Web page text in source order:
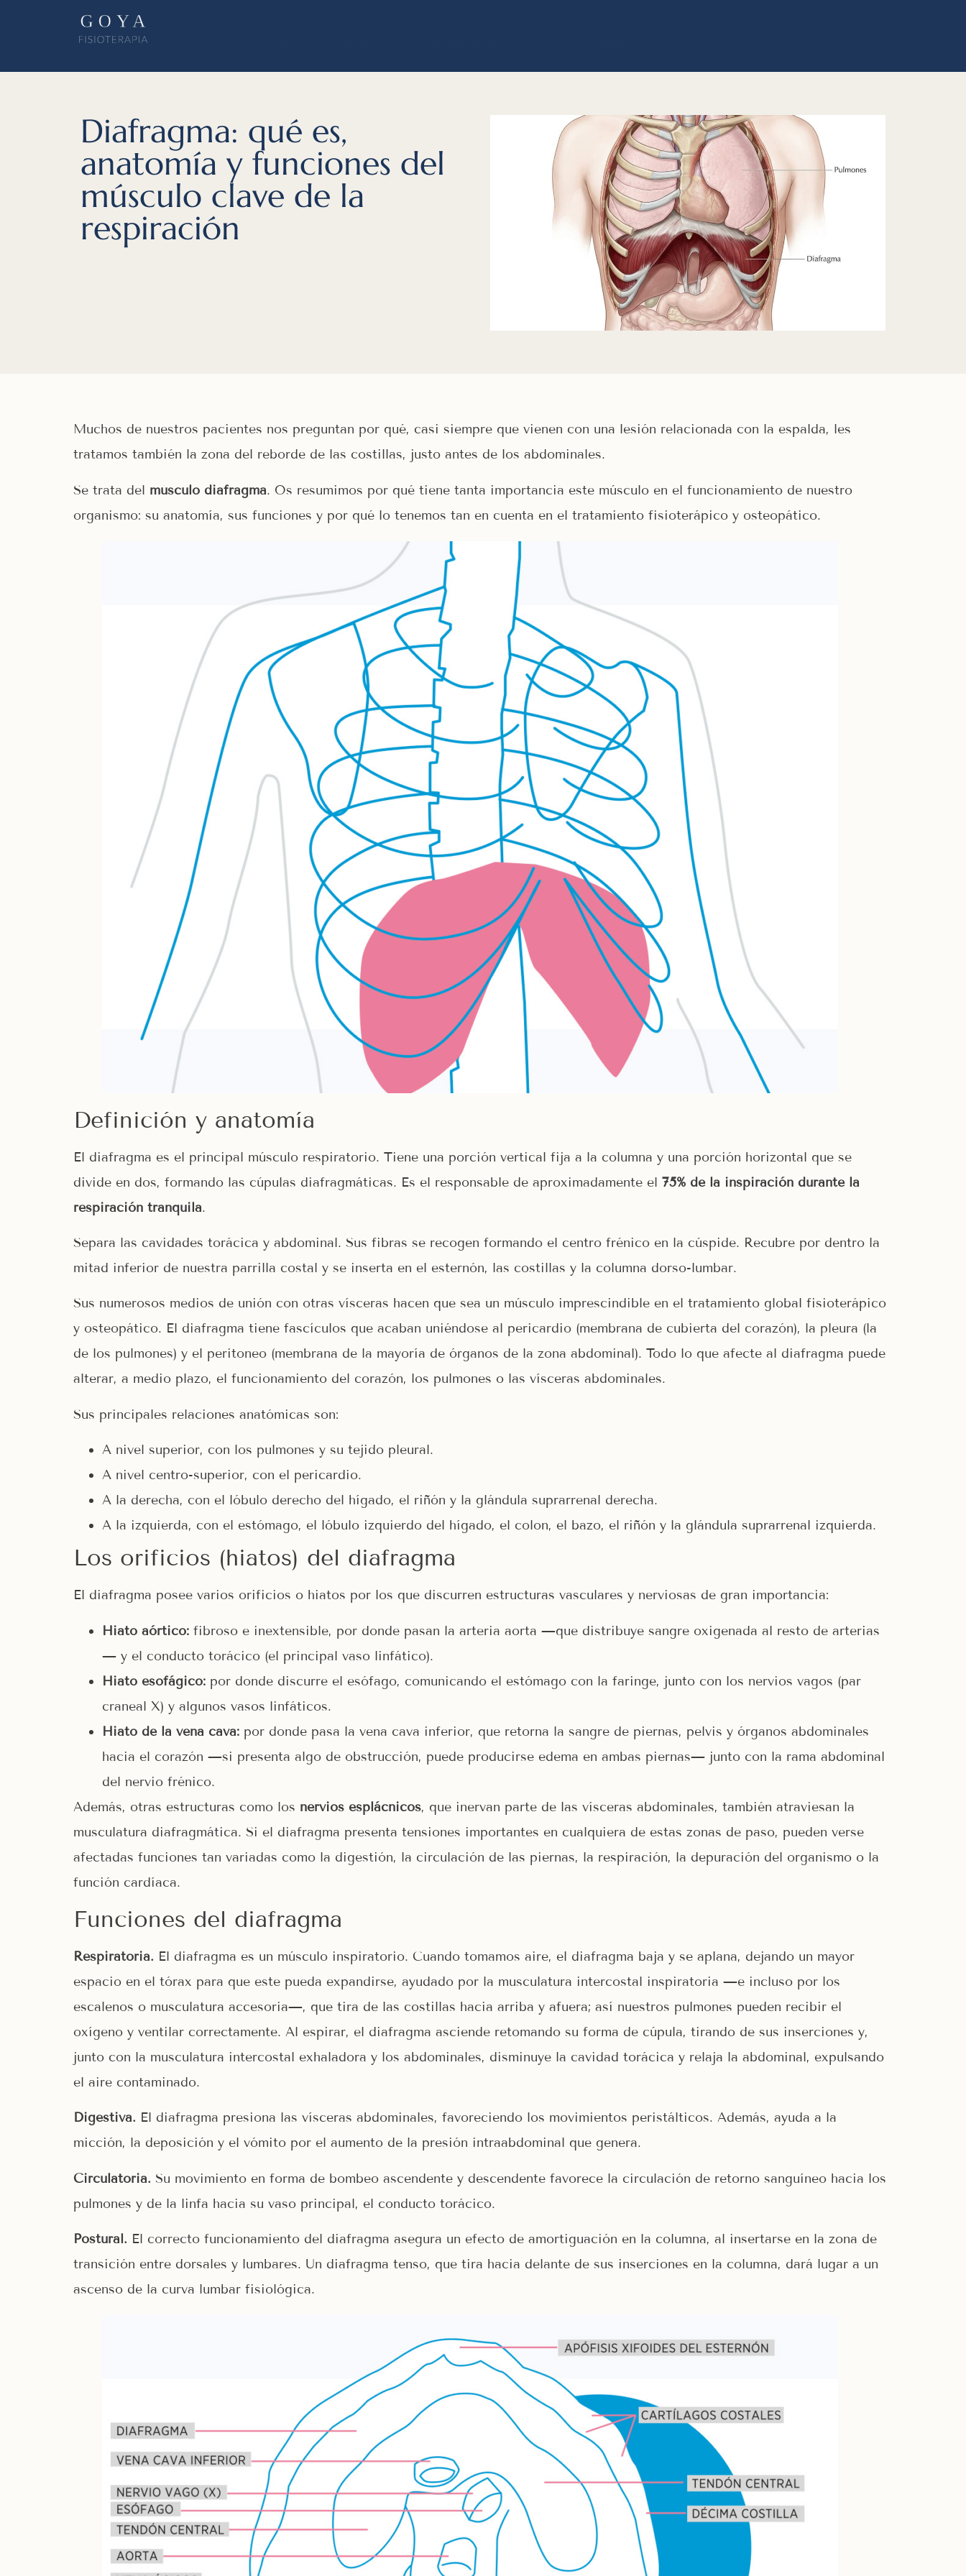
Diafragma: qué es,
anatomía y funciones del
músculo clave de la
respiración
Muchos de nuestros pacientes nos preguntan por qué, casi siempre que vienen con una lesión relacionada con la espalda, les
tratamos también la zona del reborde de las costillas, justo antes de los abdominales.
Se trata del músculo diafragma. Os resumimos por qué tiene tanta importancia este músculo en el funcionamiento de nuestro
organismo: su anatomía, sus funciones y por qué lo tenemos tan en cuenta en el tratamiento fisioterápico y osteopático.
Definición y anatomía
El diafragma es el principal músculo respiratorio. Tiene una porción vertical fija a la columna y una porción horizontal que se
divide en dos, formando las cúpulas diafragmáticas. Es el responsable de aproximadamente el 75% de la inspiración durante la
respiración tranquila.
Separa las cavidades torácica y abdominal. Sus fibras se recogen formando el centro frénico en la cúspide. Recubre por dentro la
mitad inferior de nuestra parrilla costal y se inserta en el esternón, las costillas y la columna dorso-lumbar.
Sus numerosos medios de unión con otras vísceras hacen que sea un músculo imprescindible en el tratamiento global fisioterápico
y osteopático. El diafragma tiene fascículos que acaban uniéndose al pericardio (membrana de cubierta del corazón), la pleura (la
de los pulmones) y el peritoneo (membrana de la mayoría de órganos de la zona abdominal). Todo lo que afecte al diafragma puede
alterar, a medio plazo, el funcionamiento del corazón, los pulmones o las vísceras abdominales.
Sus principales relaciones anatómicas son:
A nivel superior, con los pulmones y su tejido pleural.
A nivel centro-superior, con el pericardio.
A la derecha, con el lóbulo derecho del hígado, el riñón y la glándula suprarrenal derecha.
A la izquierda, con el estómago, el lóbulo izquierdo del hígado, el colon, el bazo, el riñón y la glándula suprarrenal izquierda.
Los orificios (hiatos) del diafragma
El diafragma posee varios orificios o hiatos por los que discurren estructuras vasculares y nerviosas de gran importancia:
Hiato aórtico: fibroso e inextensible, por donde pasan la arteria aorta —que distribuye sangre oxigenada al resto de arterias
— y el conducto torácico (el principal vaso linfático).
Hiato esofágico: por donde discurre el esófago, comunicando el estómago con la faringe, junto con los nervios vagos (par
craneal X) y algunos vasos linfáticos.
Hiato de la vena cava: por donde pasa la vena cava inferior, que retorna la sangre de piernas, pelvis y órganos abdominales
hacia el corazón —si presenta algo de obstrucción, puede producirse edema en ambas piernas— junto con la rama abdominal
del nervio frénico.
Además, otras estructuras como los nervios esplácnicos, que inervan parte de las vísceras abdominales, también atraviesan la
musculatura diafragmática. Si el diafragma presenta tensiones importantes en cualquiera de estas zonas de paso, pueden verse
afectadas funciones tan variadas como la digestión, la circulación de las piernas, la respiración, la depuración del organismo o la
función cardíaca.
Funciones del diafragma
Respiratoria. El diafragma es un músculo inspiratorio. Cuando tomamos aire, el diafragma baja y se aplana, dejando un mayor
espacio en el tórax para que este pueda expandirse, ayudado por la musculatura intercostal inspiratoria —e incluso por los
escalenos o musculatura accesoria—, que tira de las costillas hacia arriba y afuera; así nuestros pulmones pueden recibir el
oxígeno y ventilar correctamente. Al espirar, el diafragma asciende retomando su forma de cúpula, tirando de sus inserciones y,
junto con la musculatura intercostal exhaladora y los abdominales, disminuye la cavidad torácica y relaja la abdominal, expulsando
el aire contaminado.
Digestiva. El diafragma presiona las vísceras abdominales, favoreciendo los movimientos peristálticos. Además, ayuda a la
micción, la deposición y el vómito por el aumento de la presión intraabdominal que genera.
Circulatoria. Su movimiento en forma de bombeo ascendente y descendente favorece la circulación de retorno sanguíneo hacia los
pulmones y de la linfa hacia su vaso principal, el conducto torácico.
Postural. El correcto funcionamiento del diafragma asegura un efecto de amortiguación en la columna, al insertarse en la zona de
transición entre dorsales y lumbares. Un diafragma tenso, que tira hacia delante de sus inserciones en la columna, dará lugar a un
ascenso de la curva lumbar fisiológica.